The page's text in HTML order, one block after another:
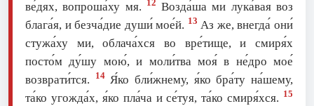
ве́дях, вопроша́ху мя. 12 Возда́ша ми лука́вая воз
блага́я, и безча́дие души́ мое́й. 13 Аз же, внегда́ они́
стужа́ху ми, облача́хся во вре́тище, и смиря́х
посто́м ду́шу мою́, и моли́тва моя́ в не́дро мое́
возврати́тся.
14Я́ко бли́жнему, я́ко бра́ту на́шему,
та́ко угожда́х, я́ко пла́ча и се́туя, та́ко смиря́хся. 15